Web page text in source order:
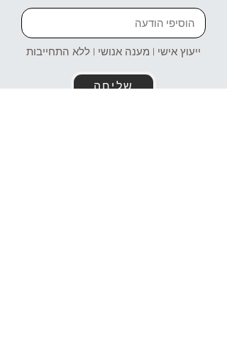
ייעוץ אישי | מענה אנושי | ללא התחייבות
שליחה